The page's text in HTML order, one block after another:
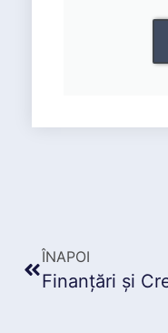
ÎNAPOI